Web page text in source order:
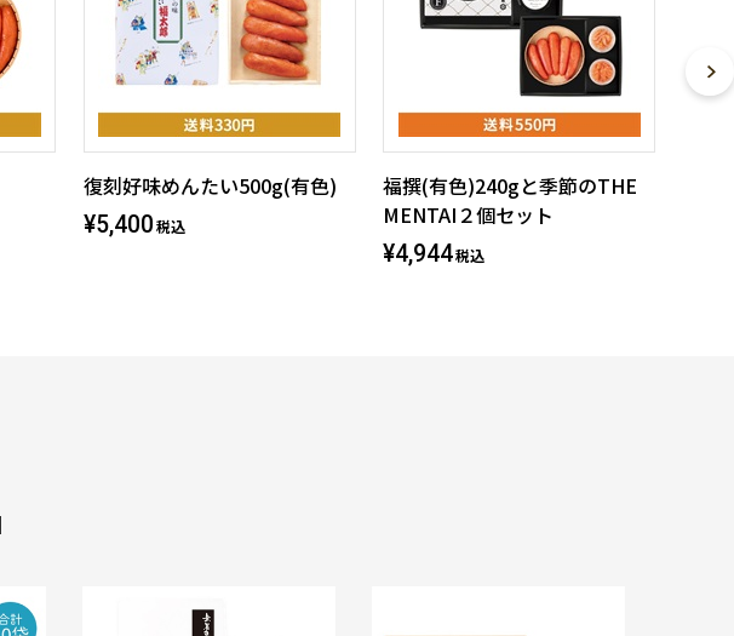
復刻好味めんたい500g(有色)
¥5,400 税込
福撰(有色)240gと季節のTHE
MENTAI２個セット
¥4,944税込